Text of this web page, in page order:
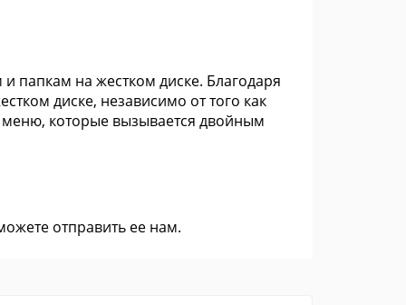
папкам на жестком диске. Благодаря
диске, независимо от того как
меню, которые вызывается двойным
отправить ее нам.